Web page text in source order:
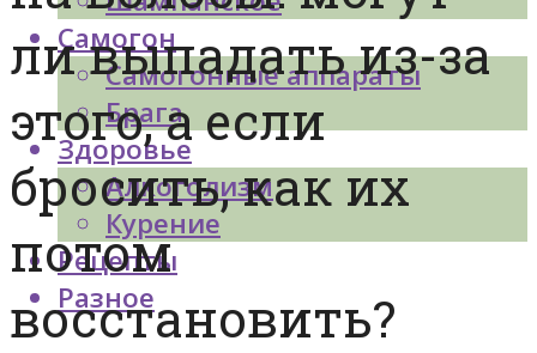
Самогон
Самогонные аппараты
Брага
Здоровье
Алкоголизм
Курение
Рецепты
Разное
ли выпадать из-за
этого, а если
бросить, как их
потом
восстановить?